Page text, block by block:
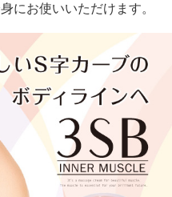
にお使いいただけます。